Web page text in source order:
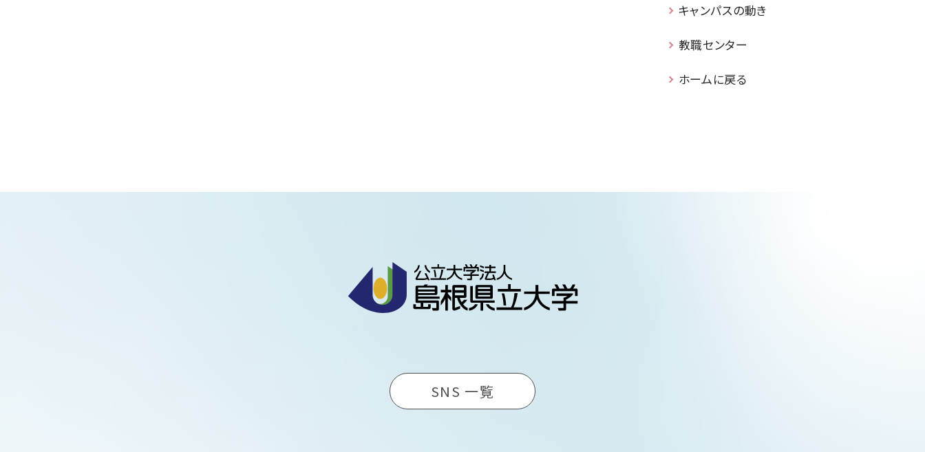
キャンパスの動き
教職センター
ホームに戻る
SNS 一覧